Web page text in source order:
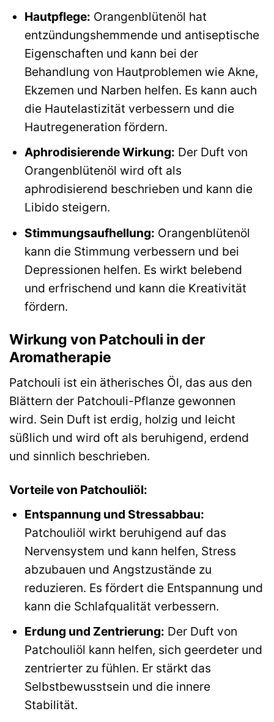
Hautpflege: Orangenblütenöl hat
entzündungshemmende und antiseptische
Eigenschaften und kann bei der
Behandlung von Hautproblemen wie Akne,
Ekzemen und Narben helfen. Es kann auch
die Hautelastizität verbessern und die
Hautregeneration fördern.
Aphrodisierende Wirkung: Der Duft von
Orangenblütenöl wird oft als
aphrodisierend beschrieben und kann die
Libido steigern.
Stimmungsaufhellung: Orangenblütenöl
kann die Stimmung verbessern und bei
Depressionen helfen. Es wirkt belebend
und erfrischend und kann die Kreativität
fördern.
Wirkung von Patchouli in der
Aromatherapie
Patchouli ist ein ätherisches Öl, das aus den
Blättern der Patchouli-Pflanze gewonnen
wird. Sein Duft ist erdig, holzig und leicht
süßlich und wird oft als beruhigend, erdend
und sinnlich beschrieben.
Vorteile von Patchouliöl:
Entspannung und Stressabbau:
Patchouliöl wirkt beruhigend auf das
Nervensystem und kann helfen, Stress
abzubauen und Angstzustände zu
reduzieren. Es fördert die Entspannung und
kann die Schlafqualität verbessern.
Erdung und Zentrierung: Der Duft von
Patchouliöl kann helfen, sich geerdeter und
zentrierter zu fühlen. Er stärkt das
Selbstbewusstsein und die innere
Stabilität.